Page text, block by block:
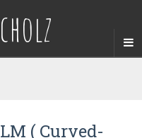
( Curved-